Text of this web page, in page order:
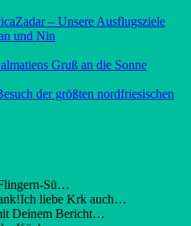
Zadar – Unsere Ausflugsziele
und Nin
Gruß an die Sonne
der größten nordfriesischen
Sü…
liebe Krk auch…
Deinem Bericht…